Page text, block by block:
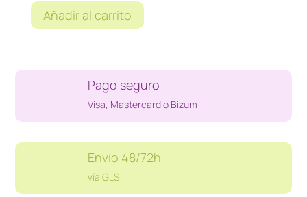
CONSOLA
SLIM
Añadir al carrito
Pago seguro
Visa, Mastercard o Bizum
Envío 48/72h
vía GLS